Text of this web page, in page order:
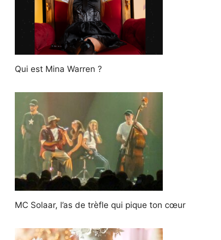
Qui est Mina Warren ?
MC Solaar, l’as de trèfle qui pique ton cœur